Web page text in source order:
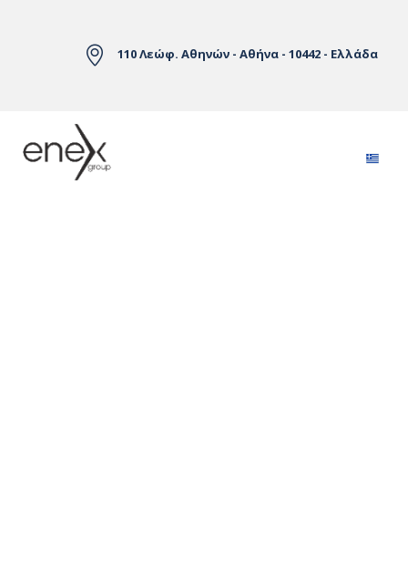
110 Λεώφ. Αθηνών - Αθήνα - 10442 - Ελλάδα
Αγορές Ηλεκτρικής Ενέργειας